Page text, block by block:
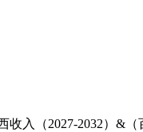
入（2027-2032）&